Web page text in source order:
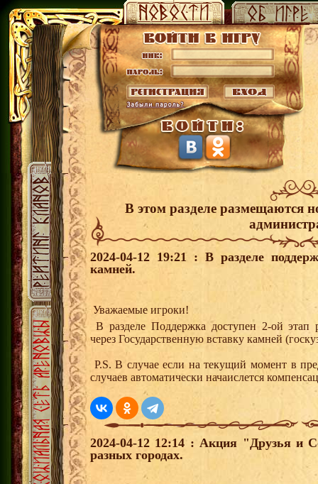
В этом разделе размещаются
2024-04-12 19:21 : В разделе
камней.
Уважаемые игроки!
В разделе Поддержка доступен 2-ой этап
через Государственную вставку камней
P.S. В случае если на текущий момент в
случаев автоматически начаислется
2024-04-12 12:14 : Акция "Друзья и
разных городах.